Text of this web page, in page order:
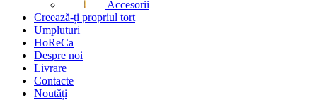
Accesorii
Creează-ți propriul tort
Umpluturi
HoReCa
Despre noi
Livrare
Contacte
Noutăți